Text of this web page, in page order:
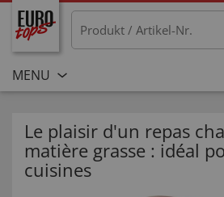
MENU
Le plaisir d'un repas
matière grasse : idéal
cuisines